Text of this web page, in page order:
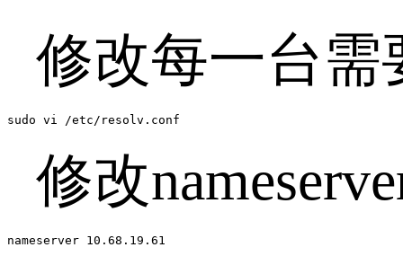
修改每一台需
sudo vi /etc/resolv.conf
修改
nameserver 10.68.19.61